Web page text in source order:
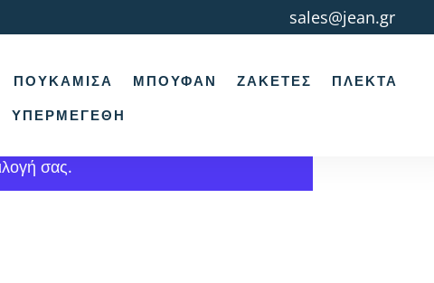
sales@jean.gr
ΠΟΥΚΆΜΙΣΑ ΜΠΟΥΦΆΝ ΖΑΚΈΤΕΣ
ΠΛΕΚΤΆ
ΥΠΕΡΜΕΓΈΘΗ
σας.